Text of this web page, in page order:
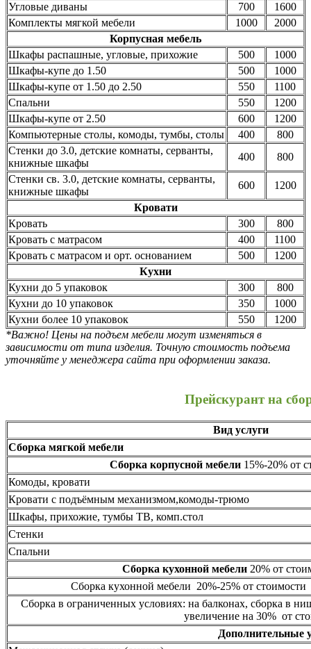
Угловые диваны
700
1600
Комплекты мягкой мебели
1000
2000
Корпусная мебель
Шкафы распашные, угловые, прихожие
500
1000
Шкафы-купе до 1.50
500
1000
Шкафы-купе от 1.50 до 2.50
550
1100
Спальни
550
1200
Шкафы-купе от 2.50
600
1200
Компьютерные столы, комоды, тумбы, столы
400
800
Стенки до 3.0, детские комнаты, серванты,
книжные шкафы
400
800
Стенки св. 3.0, детские комнаты, серванты,
книжные шкафы
600
1200
Кровати
Кровать
300
800
Кровать с матрасом
400
1100
Кровать с матрасом и орт. основанием
500
1200
Кухни
Кухни до 5 упаковок
300
800
Кухни до 10 упаковок
350
1000
Кухни более 10 упаковок
550
1200
*Важно! Цены на подъем мебели могут изменяться в
зависимости от типа изделия. Точную стоимость подъема
уточняйте у менеджера сайта при оформлении заказа.
Прейскурант на
Вид услуги
Сборка мягкой мебели
Сборка корпусной мебели15%-20% от
Комоды, кровати
Кровати с подъёмным механизмом,комоды-трюмо
Шкафы, прихожие, тумбы ТВ, комп.стол
Стенки
Спальни
Сборка кухонной мебели20% от
Сборка кухонной мебели 20%-25% от стоимости
Сборка в ограниченных условиях: на балконах, сборка в
увеличение на 30% от
Дополнительные